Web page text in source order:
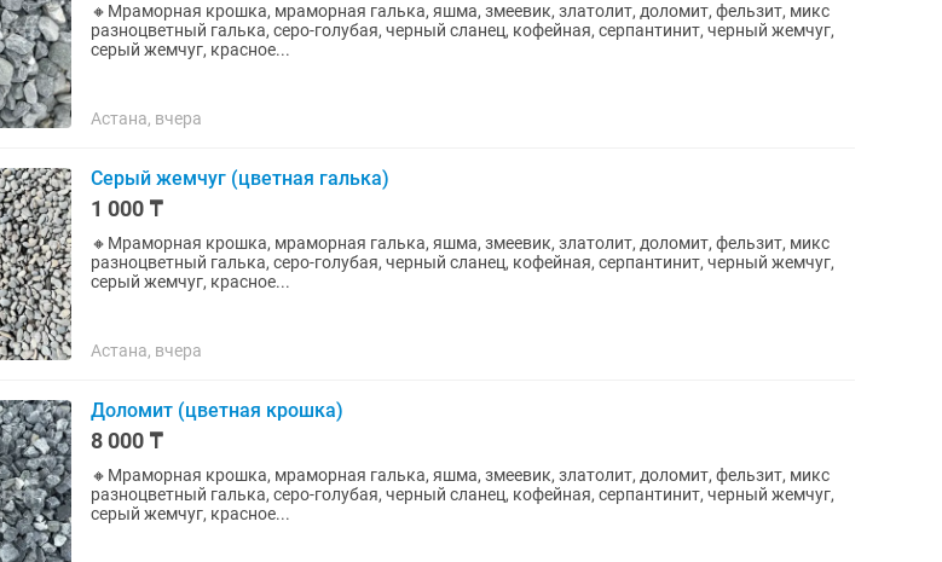
🔸Мраморная крошка, мраморная галька, яшма, змеевик, златолит, доломит, фельзит, микс
разноцветный галька, серо-голубая, черный сланец, кофейная, серпантинит, черный жемчуг,
серый жемчуг, красное...
Астана, вчера
Серый жемчуг (цветная галька)
1 000 ₸
🔸Мраморная крошка, мраморная галька, яшма, змеевик, златолит, доломит, фельзит, микс
разноцветный галька, серо-голубая, черный сланец, кофейная, серпантинит, черный жемчуг,
серый жемчуг, красное...
Астана, вчера
Доломит (цветная крошка)
8 000 ₸
🔸Мраморная крошка, мраморная галька, яшма, змеевик, златолит, доломит, фельзит, микс
разноцветный галька, серо-голубая, черный сланец, кофейная, серпантинит, черный жемчуг,
серый жемчуг, красное...